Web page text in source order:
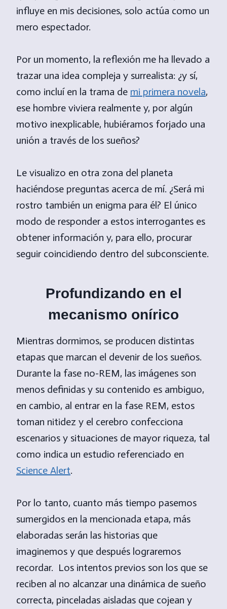
influye en mis decisiones, solo actúa como un
mero espectador.
Por un momento, la reflexión me ha llevado a
trazar una idea compleja y surrealista: ¿y sí,
como incluí en la trama de mi primera novela,
ese hombre viviera realmente y, por algún
motivo inexplicable, hubiéramos forjado una
unión a través de los sueños?
Le visualizo en otra zona del planeta
haciéndose preguntas acerca de mí. ¿Será mi
rostro también un enigma para él? El único
modo de responder a estos interrogantes es
obtener información y, para ello, procurar
seguir coincidiendo dentro del subconsciente.
Profundizando en el
mecanismo onírico
Mientras dormimos, se producen distintas
etapas que marcan el devenir de los sueños.
Durante la fase no-REM, las imágenes son
menos definidas y su contenido es ambiguo,
en cambio, al entrar en la fase REM, estos
toman nitidez y el cerebro confecciona
escenarios y situaciones de mayor riqueza, tal
como indica un estudio referenciado en
Science Alert.
Por lo tanto, cuanto más tiempo pasemos
sumergidos en la mencionada etapa, más
elaboradas serán las historias que
imaginemos y que después lograremos
recordar. Los intentos previos son los que se
reciben al no alcanzar una dinámica de sueño
correcta, pinceladas aisladas que cojean y